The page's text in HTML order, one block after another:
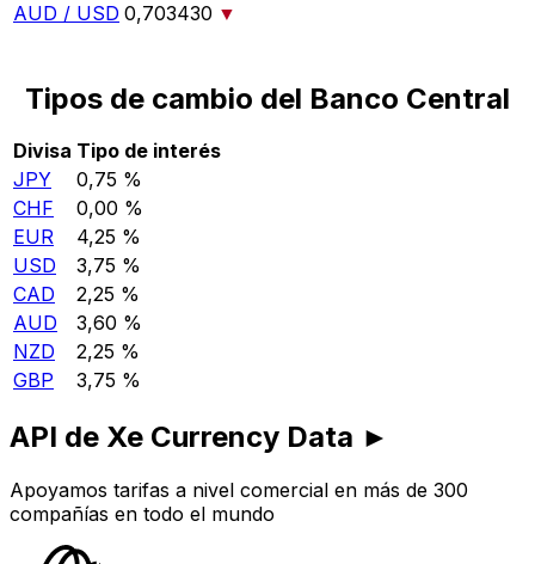
AUD / USD 0,703430 ▼
Tipos de cambio del Banco Central
Divisa Tipo de interés
JPY
0,75 %
CHF
0,00 %
EUR
4,25 %
USD
3,75 %
CAD
2,25 %
AUD
3,60 %
NZD
2,25 %
GBP
3,75 %
API de Xe Currency Data ►
Apoyamos tarifas a nivel comercial en más de 300
compañías en todo el mundo